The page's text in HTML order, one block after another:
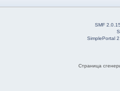
SMF
SimplePortal
Страница